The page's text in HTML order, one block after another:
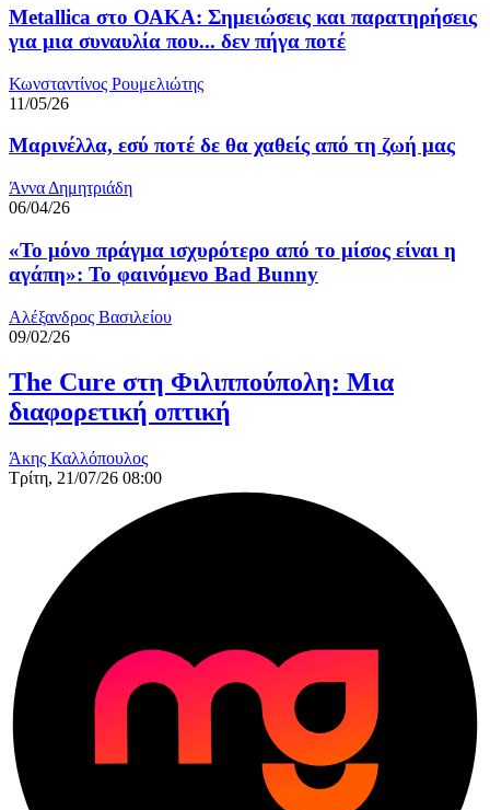
Metallica στο ΟΑΚΑ: Σημειώσεις και παρατηρήσεις
για μια συναυλία που... δεν πήγα ποτέ
Κωνσταντίνος Ρουμελιώτης
11/05/26
Μαρινέλλα, εσύ ποτέ δε θα χαθείς από τη ζωή μας
Άννα Δημητριάδη
06/04/26
«Το μόνο πράγμα ισχυρότερο από το μίσος είναι η
αγάπη»: Το φαινόμενο Bad Bunny
Αλέξανδρος Βασιλείου
09/02/26
The Cure στη Φιλιππούπολη: Μια
διαφορετική οπτική
Άκης Καλλόπουλος
Τρίτη, 21/07/26 08:00